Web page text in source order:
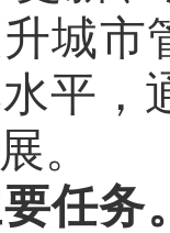
城市
平 ，
。
任务